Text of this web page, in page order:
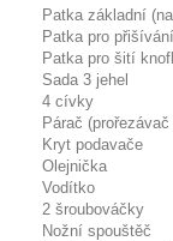
Patka základní
Patka pro
Patka pro šití
Sada 3 jehel
4 cívky
Párač
Kryt podavače
Olejnička
Vodítko
2 šroubováčky
Nožní spouštěč